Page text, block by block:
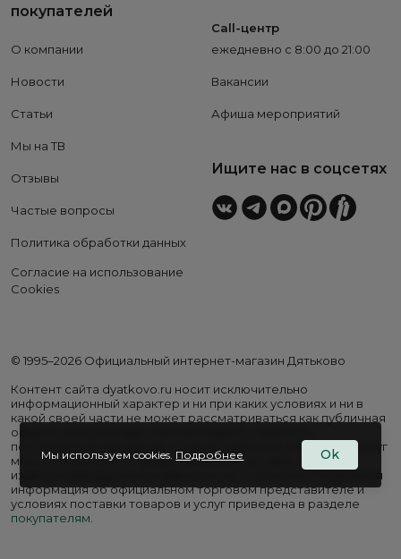
покупателей
О компании
Новости
Статьи
Мы на ТВ
Отзывы
Частые вопросы
Политика обработки данных
Согласие на использование
Cookies
Call-центр
ежедневно с 8:00 до 21:00
Вакансии
Афиша мероприятий
Ищите нас в соцсетях
© 1995–2026 Официальный интернет-магазин Дятьково
Контент сайта dyatkovo.ru носит исключительно
информационный характер и ни при каких условиях и ни в
какой своей части не может рассматриваться как публичная
оферта. Внешний вид, комплектация и стоимость
поставляемой продукции, а также перечень сервисных услуг
могут отличаться от представленных на сайте. Цены на
изделия варьируются в зависимости от региона. Подробная
информация об официальном торговом представителе и
условиях поставки товаров и услуг приведена в разделе
покупателям.
Мы используем cookies. Подробнее Ok